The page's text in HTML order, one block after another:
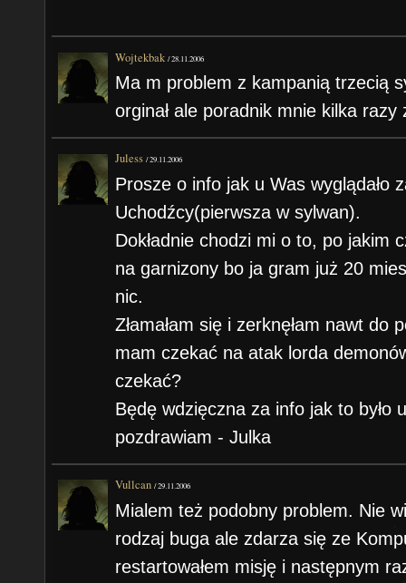
Wojtekbak /28.11.2006
Ma m problem z kampanią trzecią
orginał ale poradnik mnie kilka razy
Juless /29.11.2006
Prosze o info jak u Was wyglądało
Uchodźcy(pierwsza w sylwan).
Dokładnie chodzi mi o to, po jakim
na garnizony bo ja gram już 20
nic.
Złamałam się i zerknęłam nawt
mam czekać na atak lorda
czekać?
Będę wdzięczna za info jak to było
pozdrawiam - Julka
Vullcan /29.11.2006
Mialem też podobny problem. Nie
rodzaj buga ale zdarza się ze
restartowałem misję i następnym